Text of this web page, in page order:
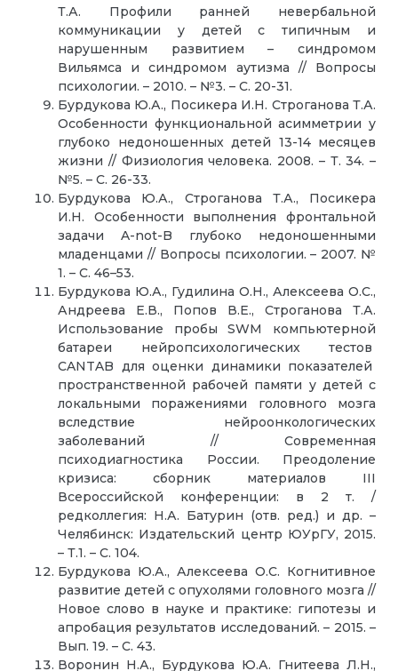
Т.А. Профили ранней невербальной
коммуникации у детей с типичным и
нарушенным развитием – синдромом
Вильямса и синдромом аутизма // Вопросы
психологии. – 2010. – №3. – С. 20-31.
Бурдукова Ю.А., Посикера И.Н. Строганова Т.А.
Особенности функциональной асимметрии у
глубоко недоношенных детей 13-14 месяцев
жизни // Физиология человека. 2008. – Т. 34. –
№5. – С. 26-33.
Бурдукова Ю.А., Строганова Т.А., Посикера
И.Н. Особенности выполнения фронтальной
задачи A-not-B глубоко недоношенными
младенцами // Вопросы психологии. – 2007. №
1. – С. 46–53.
Бурдукова Ю.А., Гудилина О.Н., Алексеева О.С.,
Андреева Е.В., Попов В.Е., Строганова Т.А.
Использование пробы SWM компьютерной
батареи нейропсихологических тестов
CANTAB для оценки динамики показателей
пространственной рабочей памяти у детей с
локальными поражениями головного мозга
вследствие нейроонкологических
заболеваний // Современная
психодиагностика России. Преодоление
кризиса: сборник материалов III
Всероссийской конференции: в 2 т. /
редколлегия: Н.А. Батурин (отв. ред.) и др. –
Челябинск: Издательский центр ЮУрГУ, 2015.
– Т.1. – С. 104.
Бурдукова Ю.А., Алексеева О.С. Когнитивное
развитие детей с опухолями головного мозга //
Новое слово в науке и практике: гипотезы и
апробация результатов исследований. – 2015. –
Вып. 19. – С. 43.
Воронин Н.А., Бурдукова Ю.А. Гнитеева Л.Н.,